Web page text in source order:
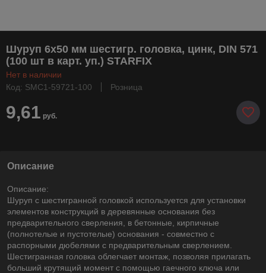
Шуруп 6х50 мм шестигр. головка, цинк, DIN 571
(100 шт в карт. уп.) STARFIX
Нет в наличии
Код: SMC1-59721-100
Розница
9,61 руб.
Описание
Описание:
Шуруп с шестигранной головкой используется для установки
элементов конструкций в деревянные основания без
предварительного сверления, в бетонные, кирпичные
(полнотелые и пустотелые) основания - совместно с
распорными дюбелями с предварительным сверлением.
Шестигранная головка облегчает монтаж, позволяя прилагать
больший крутящий момент с помощью гаечного ключа или